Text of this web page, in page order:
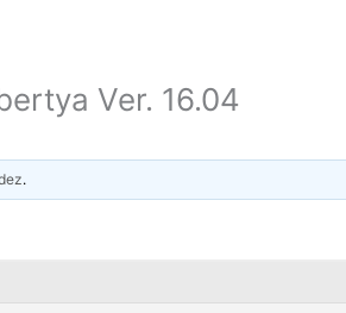
Ver. 16.04
.